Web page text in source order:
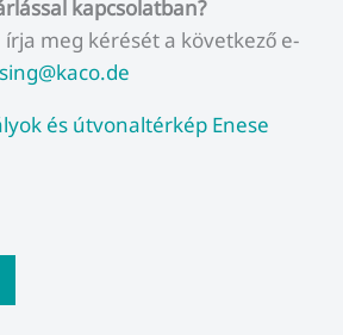
kapcsolatban?
meg kérését a következő e-
és útvonaltérkép Enese